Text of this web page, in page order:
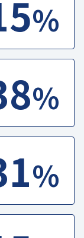
%
%
%